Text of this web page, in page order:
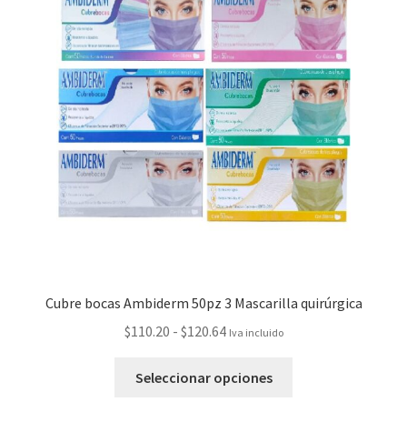
Cubre bocas Ambiderm 50pz 3 Mascarilla quirúrgica
$110.20 - $120.64 Iva incluido
Seleccionar opciones